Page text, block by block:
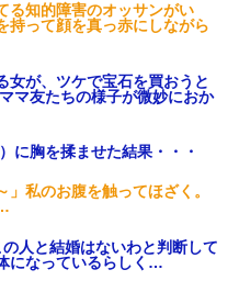
る知的障害のオッサンがい
持って顔を真っ赤にしながら
女が、ツケで宝石を買おうと
マ友たちの様子が微妙におか
に胸を揉ませた結果・・・
私のお腹を触ってほざく。
人と結婚はないわと判断して
になっているらしく…